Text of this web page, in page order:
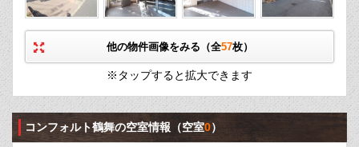
他の物件画像をみる（全57枚）
※タップすると拡大できます
コンフォルト鶴舞の空室情報 （空室0）